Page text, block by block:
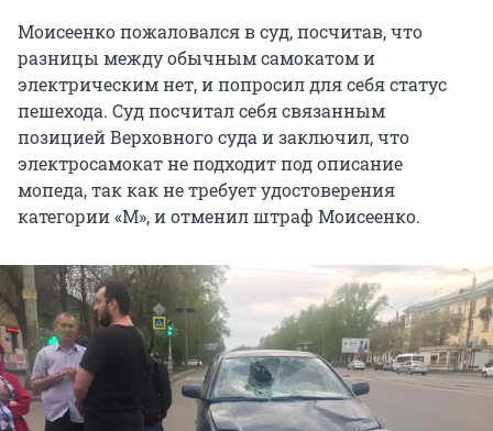
Моисеенко пожаловался в суд, посчитав, что
разницы между обычным самокатом и
электрическим нет, и попросил для себя статус
пешехода. Суд посчитал себя связанным
позицией Верховного суда и заключил, что
электросамокат не подходит под описание
мопеда, так как не требует удостоверения
категории «М», и отменил штраф Моисеенко.